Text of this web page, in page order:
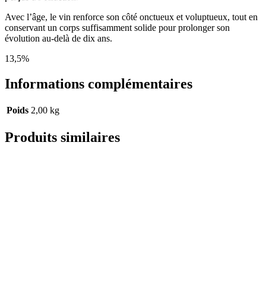
Avec l’âge, le vin renforce son côté onctueux et voluptueux, tout en
conservant un corps suffisamment solide pour prolonger son
évolution au-delà de dix ans.
13,5%
Informations complémentaires
Poids 2,00 kg
Produits similaires